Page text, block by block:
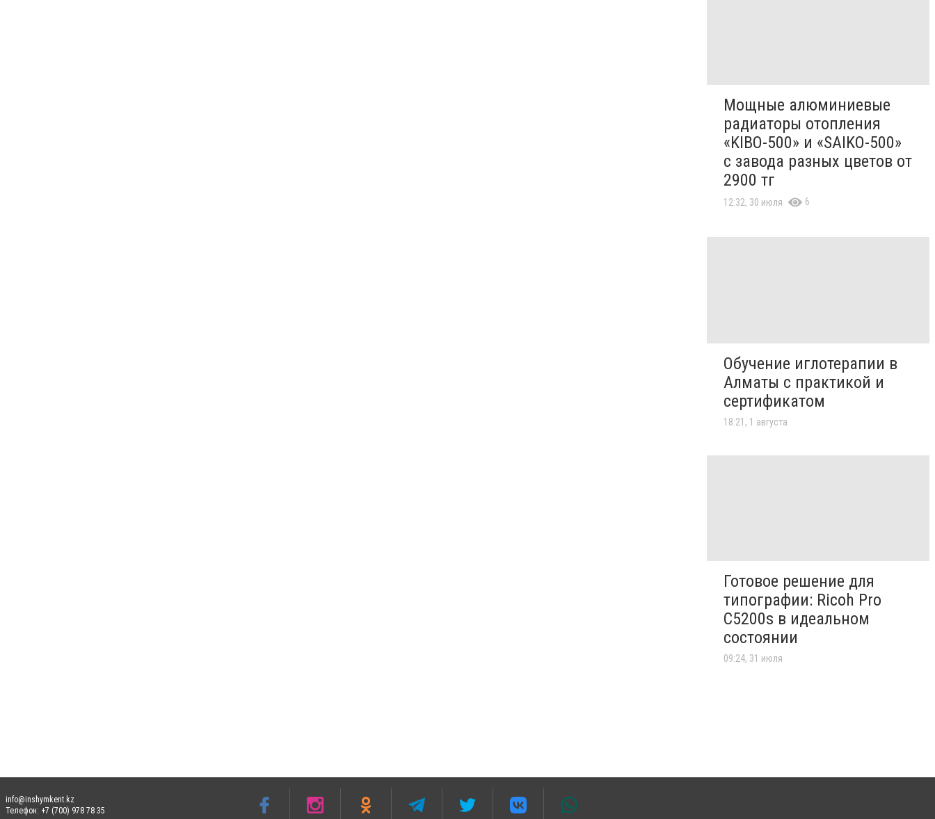
Мощные алюминиевые
радиаторы отопления
«KIBO-500» и «SAIKO-500»
с завода разных цветов от
2900 тг
12:32, 30 июля 6
Обучение иглотерапии в
Алматы с практикой и
сертификатом
18:21, 1 августа
Готовое решение для
типографии: Ricoh Pro
C5200s в идеальном
состоянии
09:24, 31 июля
info@inshymkent.kz
Телефон: +7 (700) 978 78 35